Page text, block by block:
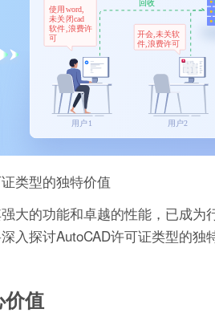
类型的独特价值
大的功能和卓越的性能，已成
入探讨AutoCAD许可证类型的独
值